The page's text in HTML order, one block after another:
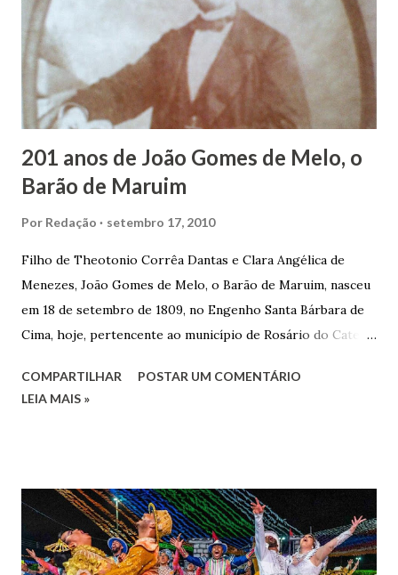
panificação. “Ao contrário de muitos, que renegam suas
raízes e procuram obscurecer seu passado, orgulhava-se
em defender o pão como garçon, tendo incontáveis vezes
que trabalhar copiosamente fora de seu horário normal em
trocas de gorjetas que c...
201 anos de João Gomes de Melo, o
Barão de Maruim
Por Redação setembro 17, 2010
Filho de Theotonio Corrêa Dantas e Clara Angélica de
Menezes, João Gomes de Melo, o Barão de Maruim, nasceu
em 18 de setembro de 1809, no Engenho Santa Bárbara de
Cima, hoje, pertencente ao município de Rosário do Catete.
José de Faro Leitão, porém o casamento acabou com o
indiciamento para apropriar-se da volumosa herança. Em
1862, transferiu-se para o Rio de Janeiro e casou-se com
uma irmã do Visconde de Uruguai. O Barão de Maruim
COMPARTILHAR
POSTAR UM COMENTÁRIO
LEIA MAIS »